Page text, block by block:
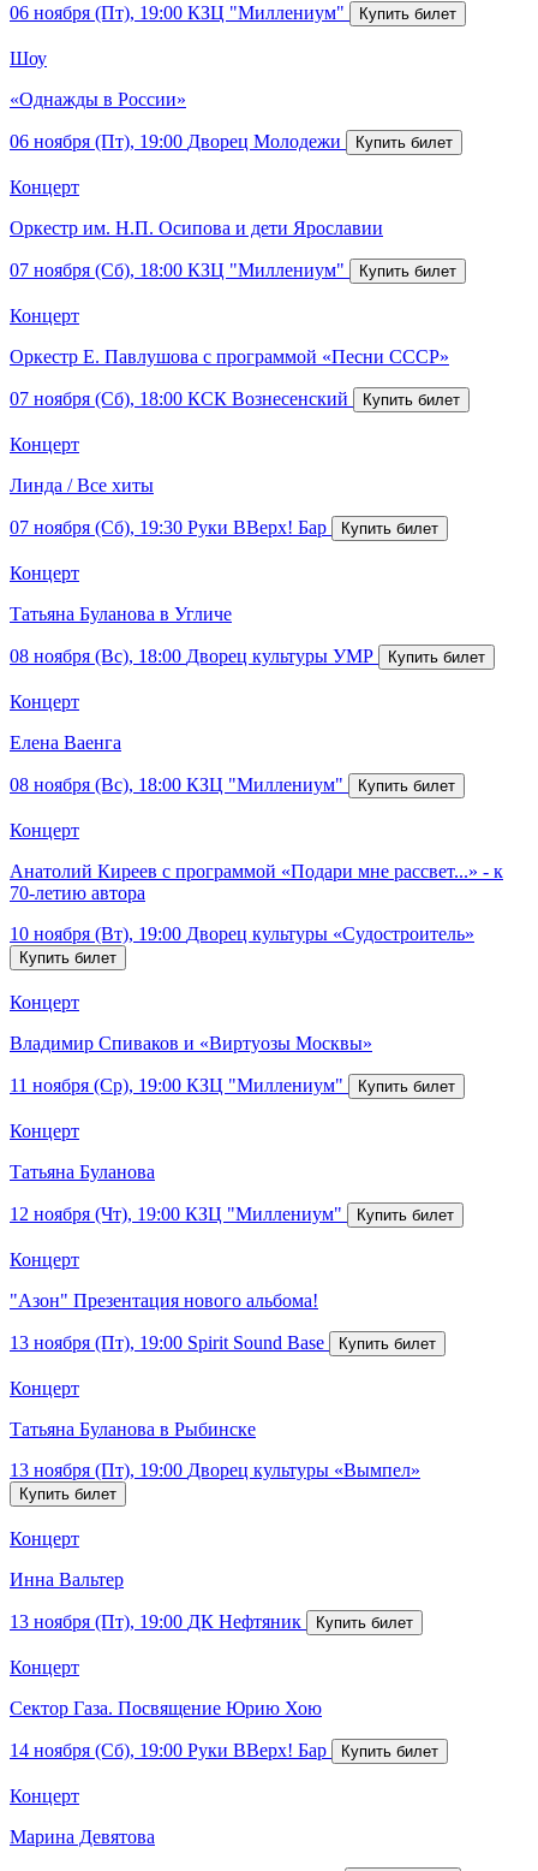
06 ноября (Пт), 19:00 КЗЦ "Миллениум"
Шоу
«Однажды в России»
06 ноября (Пт), 19:00 Дворец Молодежи
Концерт
Оркестр им. Н.П. Осипова и дети Ярославии
07 ноября (Сб), 18:00 КЗЦ "Миллениум"
Концерт
Оркестр Е. Павлушова с программой «Песни СССР»
07 ноября (Сб), 18:00 КСК Вознесенский
Концерт
Линда / Все хиты
07 ноября (Сб), 19:30 Руки ВВерх! Бар
Концерт
Татьяна Буланова в Угличе
08 ноября (Вс), 18:00 Дворец культуры УМР
Концерт
Елена Ваенга
08 ноября (Вс), 18:00 КЗЦ "Миллениум"
Концерт
Анатолий Киреев с программой «Подари мне рассвет...» - к
70-летию автора
10 ноября (Вт), 19:00 Дворец культуры «Судостроитель»
Концерт
Владимир Спиваков и «Виртуозы Москвы»
11 ноября (Ср), 19:00 КЗЦ "Миллениум"
Концерт
Татьяна Буланова
12 ноября (Чт), 19:00 КЗЦ "Миллениум"
Концерт
"Азон" Презентация нового альбома!
13 ноября (Пт), 19:00 Spirit Sound Base
Концерт
Татьяна Буланова в Рыбинске
13 ноября (Пт), 19:00 Дворец культуры «Вымпел»
Концерт
Инна Вальтер
13 ноября (Пт), 19:00 ДК Нефтяник
Концерт
Сектор Газа. Посвящение Юрию Хою
14 ноября (Сб), 19:00 Руки ВВерх! Бар
Концерт
Марина Девятова